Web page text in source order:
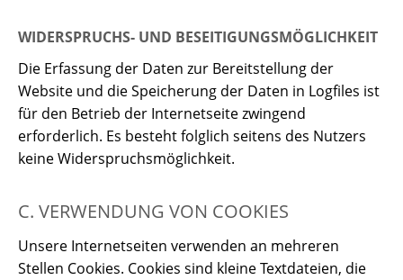
WIDERSPRUCHS- UND BESEITIGUNGSMÖGLICHKEIT
Die Erfassung der Daten zur Bereitstellung der
Website und die Speicherung der Daten in Logfiles ist
für den Betrieb der Internetseite zwingend
erforderlich. Es besteht folglich seitens des Nutzers
keine Widerspruchsmöglichkeit.
C. VERWENDUNG VON COOKIES
Unsere Internetseiten verwenden an mehreren
Stellen Cookies. Cookies sind kleine Textdateien, die